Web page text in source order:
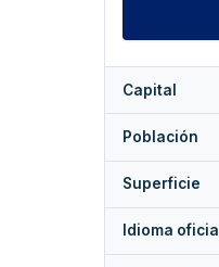
Capital
Población
Superficie
Idioma oficial